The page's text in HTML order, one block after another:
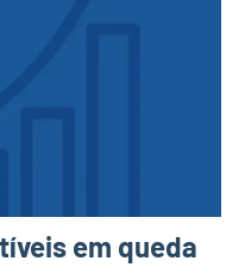
em queda